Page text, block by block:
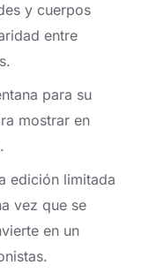
y cuerpos
entre
para su
mostrar en
edición limitada
vez que se
en un